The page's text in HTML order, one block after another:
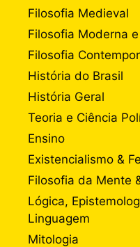
Filosofia Medieval
Filosofia Moderna
Filosofia
História do Brasil
História Geral
Teoria e Ciência
Ensino
Existencialismo &
Filosofia da Mente
Lógica,
Linguagem
Mitologia